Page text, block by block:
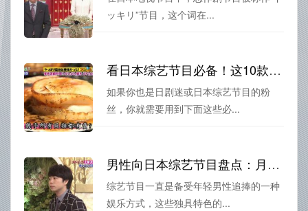
ッキリ”节目，这个词在...
看日本综艺节目必备！这10款软件超实用
如果你也是日剧迷或日本综艺节目的粉
丝，你就需要用到下面这些必...
男性向日本综艺节目盘点：月曜日有哪些人气推荐？
综艺节目一直是备受年轻男性追捧的一种
娱乐方式，这些独具特色的...